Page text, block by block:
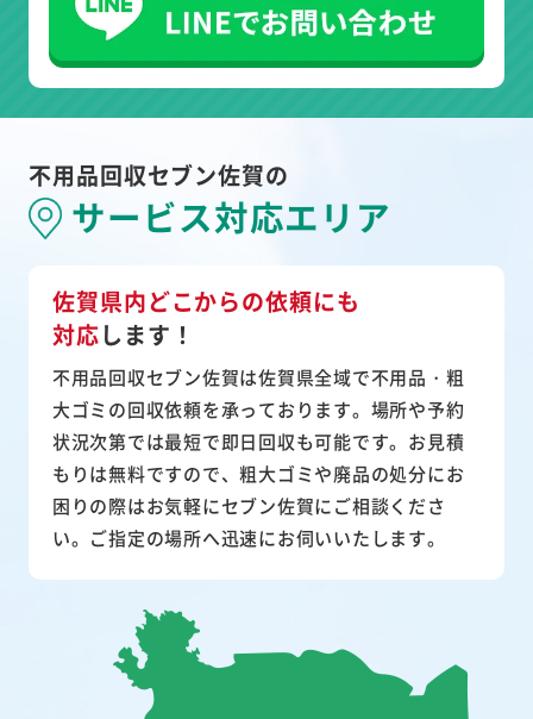
不用品回収セブン佐賀の
サービス対応エリア
佐賀県内どこからの依頼にも
対応します！
不用品回収セブン佐賀は佐賀県全域で不用品・粗
大ゴミの回収依頼を承っております。場所や予約
状況次第では最短で即日回収も可能です。お見積
もりは無料ですので、粗大ゴミや廃品の処分にお
困りの際はお気軽にセブン佐賀にご相談くださ
い。ご指定の場所へ迅速にお伺いいたします。